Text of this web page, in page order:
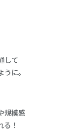
して
に。
規模感
！